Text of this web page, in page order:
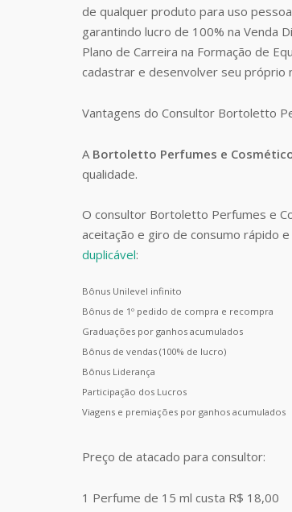
de qualquer produto para uso
garantindo lucro de 100% na Venda
Plano de Carreira na Formação de
cadastrar e desenvolver seu próprio
Vantagens do Consultor Bortoletto
A Bortoletto Perfumes e
qualidade.
O consultor Bortoletto Perfumes e
aceitação e giro de consumo rápido
duplicável:
Bônus Unilevel infinito
Bônus de 1º pedido de compra e recompra
Graduações por ganhos acumulados
Bônus de vendas (100% de lucro)
Bônus Liderança
Participação dos Lucros
Viagens e premiações por ganhos acumulados
Preço de atacado para consultor:
1 Perfume de 15 ml custa R$ 18,00